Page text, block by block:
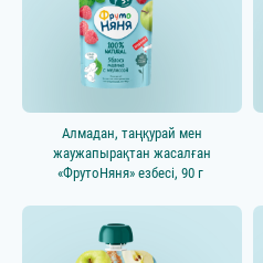
Алмадан, таңқурай мен
жаужапырақтан жасалған
«ФрутоНяня» езбесі, 90 г